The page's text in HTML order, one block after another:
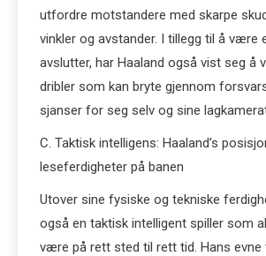
utfordre motstandere med skarpe
vinkler og avstander. I tillegg til å være
avslutter, har Haaland også vist seg å
dribler som kan bryte gjennom
sjanser for seg selv og sine
C. Taktisk intelligens: Haaland’s
leseferdigheter på banen
Utover sine fysiske og tekniske
også en taktisk intelligent spiller som
være på rett sted til rett tid. Hans evne